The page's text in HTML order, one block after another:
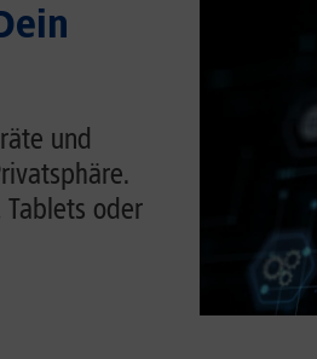
und
Tablets oder